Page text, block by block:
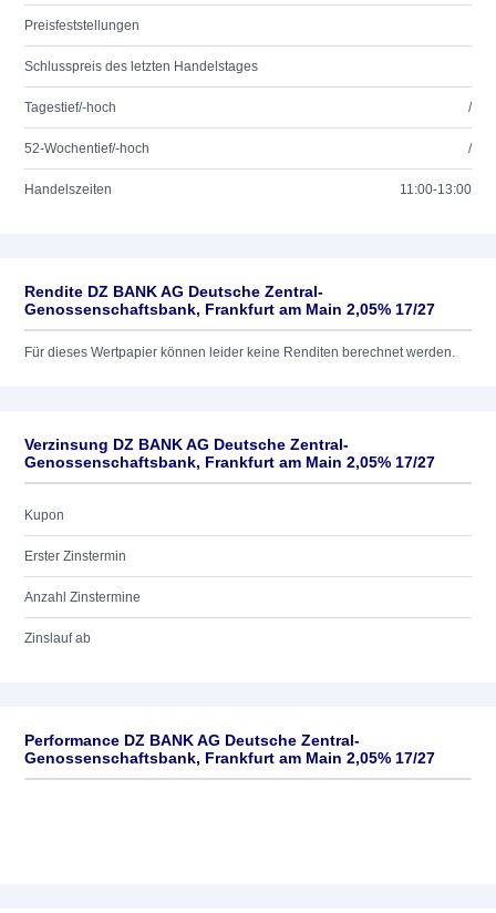
Preisfeststellungen
Schlusspreis des letzten Handelstages
Tagestief/-hoch /
52-Wochentief/-hoch /
Handelszeiten 11:00-13:00
Rendite DZ BANK AG Deutsche Zentral-
Genossenschaftsbank, Frankfurt am Main 2,05% 17/27
Für dieses Wertpapier können leider keine Renditen berechnet werden.
Verzinsung DZ BANK AG Deutsche Zentral-
Genossenschaftsbank, Frankfurt am Main 2,05% 17/27
Kupon
Erster Zinstermin
Anzahl Zinstermine
Zinslauf ab
Performance DZ BANK AG Deutsche Zentral-
Genossenschaftsbank, Frankfurt am Main 2,05% 17/27